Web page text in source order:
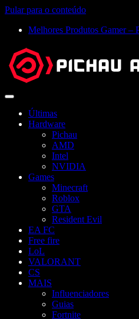
Pular para o conteúdo
Melhores Produtos Gamer –
Abrir
Últimas
Hardware
Pichau
AMD
Intel
NVIDIA
Games
Minecraft
Roblox
GTA
Resident Evil
EA FC
Free fire
LoL
VALORANT
CS
MAIS
Influenciadores
Guias
Fortnite